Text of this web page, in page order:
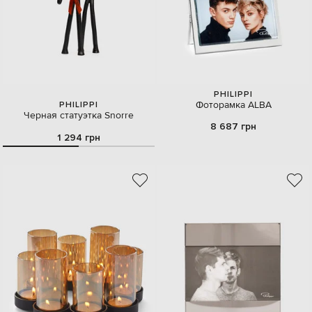
PHILIPPI
Черная статуэтка Snorre
1 294 грн
PHILIPPI
Фоторамка ALBA
8 687 грн